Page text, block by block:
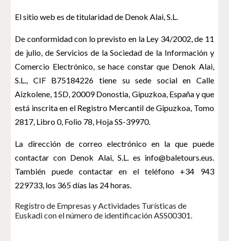
El sitio web es de titularidad de Denok Alai, S.L.
De conformidad con lo previsto en la Ley 34/2002, de 11
de julio, de Servicios de la Sociedad de la Información y
Comercio Electrónico, se hace constar que Denok Alai,
S.L., CIF B75184226 tiene su sede social en Calle
Aizkolene, 15D, 20009 Donostia, Gipuzkoa, España y que
está inscrita en el Registro Mercantil de Gipuzkoa, Tomo
2817, Libro 0, Folio 78, Hoja SS-39970.
La dirección de correo electrónico en la que puede
contactar con Denok Alai, S.L. es info@baletours.eus.
También puede contactar en el teléfono +34 943
229733, los 365 días las 24 horas.
Registro de Empresas y Actividades Turísticas de
Euskadi con el número de identificación ASS00301.